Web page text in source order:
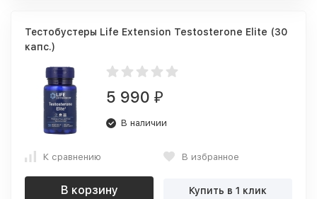
Тестобустеры Life Extension Testosterone Elite (30
капс.)
5 990 ₽
В наличии
К сравнению В избранное
В корзину Купить в 1 клик